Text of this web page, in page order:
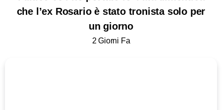
che l’ex Rosario è stato tronista solo per
un giorno
2 Giorni Fa